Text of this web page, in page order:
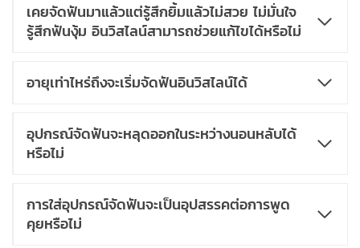
เคยจัดฟันมาแล้วแต่รู้สึกยิ้มแล้วไม่สวย ไม่มั่นใจ
รู้สึกฟันงุ้ม อินวิสไลน์สามารถช่วยแก้ไขได้หรือไม่
อายุเท่าไหร่ถึงจะเริ่มจัดฟันอินวิสไลน์ได้
อุปกรณ์จัดฟันจะหลุดออกในระหว่างนอนหลับได้
หรือไม่
การใส่อุปกรณ์จัดฟันจะเป็นอุปสรรคต่อการพูด
คุยหรือไม่